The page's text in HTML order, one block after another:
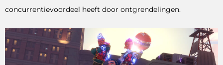
concurrentievoordeel heeft door ontgrendelingen.